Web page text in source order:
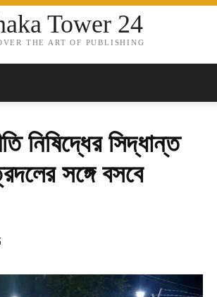
Tower 24
THE ART OF PUBLISHING
নিষিদ্ধের সিদ্ধান্ত
সঙ্গে বসবে